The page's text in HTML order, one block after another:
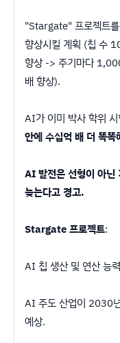
"Stargate" 프로젝트
향상시킬 계획 (칩 수
향상 -> 주기마다
배 향상).
AI가 이미 박사 학위
안에 수십억 배 더 똑
AI 발전은 선형이 아닌
늦는다고 경고.
Stargate 프로젝트:
AI 칩 생산 및 연산 능
AI 주도 산업이 2030
예상.